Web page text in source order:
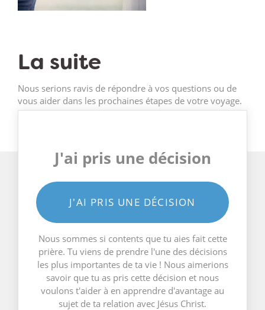
La suite
Nous serions ravis de répondre à vos questions ou de
vous aider dans les prochaines étapes de votre voyage.
J'ai pris une décision
J'AI PRIS UNE DÉCISION
Nous sommes si contents que tu aies fait cette
prière. Tu viens de prendre l'une des décisions
les plus importantes de ta vie ! Nous aimerions
savoir que tu as pris cette décision et nous
voulons t'aider à en apprendre d'avantage au
sujet de ta relation avec Jésus Christ.